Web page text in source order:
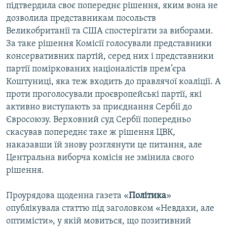
підтвердила своє попереднє рішення, яким вона не
дозволила представникам посольств
Великобританії та США спостерігати за виборами.
За таке рішення Комісії голосували представники
консервативних партій, серед них і представники
партії поміркованих націоналістів прем’єра
Коштуниці, яка теж входить до правлячої коаліції. А
проти проголосували проєвропейські партії, які
активно виступають за приєднання Сербії до
Євросоюзу. Верховний суд Сербії попередньо
скасував попереднє таке ж рішення ЦВК,
наказавши їй знову розглянути це питання, але
Центральна виборча комісія не змінила свого
рішення.
Проурядова щоденна газета «Політика»
опублікувала статтю під заголовком «Невдахи, але
оптимісти», у якій мовиться, що позитивний